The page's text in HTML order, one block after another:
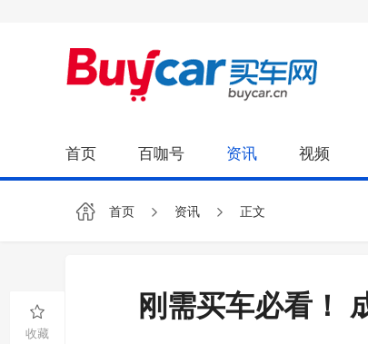
首页 百咖号 资讯 视频
首页 资讯 正文
刚需买车必看！
收藏